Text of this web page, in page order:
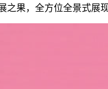
果，全方位全景式展